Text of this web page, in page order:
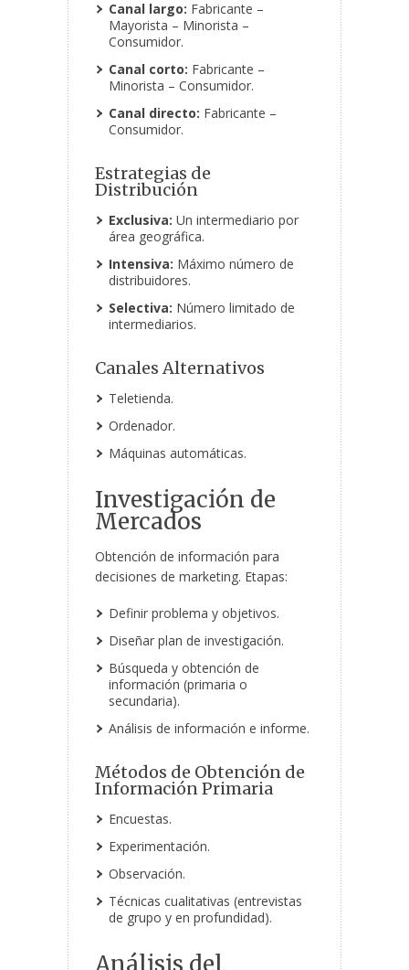
Canal largo: Fabricante –
Mayorista – Minorista –
Consumidor.
Canal corto: Fabricante –
Minorista – Consumidor.
Canal directo: Fabricante –
Consumidor.
Estrategias de
Distribución
Exclusiva: Un intermediario por
área geográfica.
Intensiva: Máximo número de
distribuidores.
Selectiva: Número limitado de
intermediarios.
Canales Alternativos
Teletienda.
Ordenador.
Máquinas automáticas.
Investigación de
Mercados
Obtención de información para
decisiones de marketing. Etapas:
Definir problema y objetivos.
Diseñar plan de investigación.
Búsqueda y obtención de
información (primaria o
secundaria).
Análisis de información e informe.
Métodos de Obtención de
Información Primaria
Encuestas.
Experimentación.
Observación.
Técnicas cualitativas (entrevistas
de grupo y en profundidad).